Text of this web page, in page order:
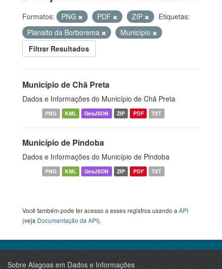
Formatos: PNG PDF ZIP
Etiquetas:
Planalto da Borborema
Município
Filtrar Resultados
Município de Chã Preta
Dados e Informações do Município de Chã Preta
PNG KML GeoJSON ZIP PDF TXT
Município de Pindoba
Dados e Informações do Município de Pindoba
PNG KML GeoJSON ZIP PDF TXT
Você também pode ter acesso a esses registros usando a API
(veja Documentação da API).
Sobre Alagoas em Dados e Informações